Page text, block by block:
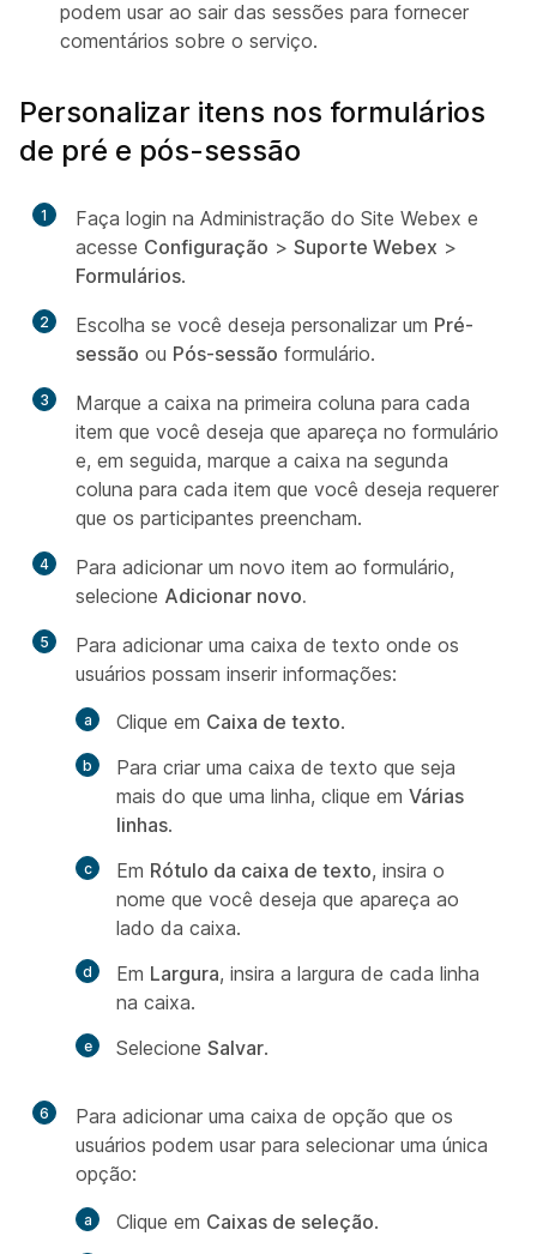
podem usar ao sair das sessões para fornecer
comentários sobre o serviço.
Personalizar itens nos formulários
de pré e pós-sessão
1
Faça login na Administração do Site Webex e
acesse Configuração > Suporte Webex >
Formulários.
2 Escolha se você deseja personalizar um Pré-
sessão ou Pós-sessão formulário.
3
Marque a caixa na primeira coluna para cada
item que você deseja que apareça no formulário
e, em seguida, marque a caixa na segunda
coluna para cada item que você deseja requerer
que os participantes preencham.
4
Para adicionar um novo item ao formulário,
selecione Adicionar novo.
5
Para adicionar uma caixa de texto onde os
usuários possam inserir informações:
Clique em Caixa de texto.
Para criar uma caixa de texto que seja
mais do que uma linha, clique em Várias
linhas.
Em Rótulo da caixa de texto, insira o
nome que você deseja que apareça ao
lado da caixa.
Em Largura, insira a largura de cada linha
na caixa.
Selecione Salvar.
6
Para adicionar uma caixa de opção que os
usuários podem usar para selecionar uma única
opção:
Clique em Caixas de seleção.